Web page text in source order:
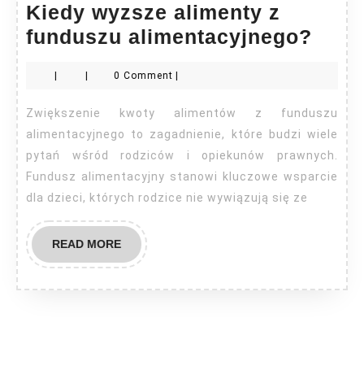
Kiedy wyzsze alimenty z
funduszu alimentacyjnego?
z
0 Comment
Zwiększenie kwoty alimentów z funduszu
alimentacyjnego to zagadnienie, które budzi wiele
pytań wśród rodziców i opiekunów prawnych.
Fundusz alimentacyjny stanowi kluczowe wsparcie
dla dzieci, których rodzice nie wywiązują się ze
READ MOREREAD
MORE